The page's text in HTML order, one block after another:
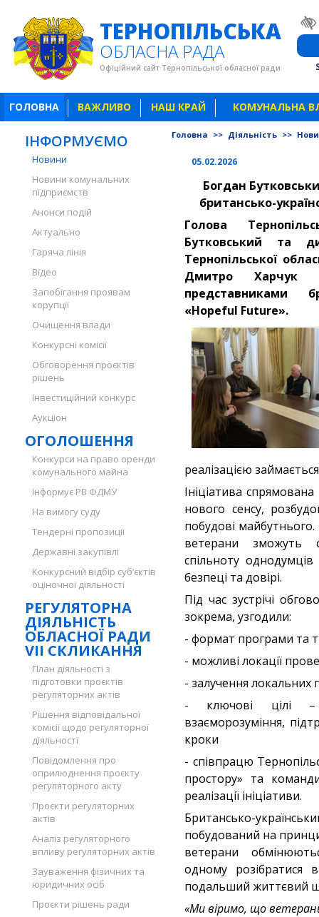
ТЕРНОПІЛЬСЬКА
ОБЛАСНА РАДА
Офіційний сайт Тернопільської обласної ради
ГОЛОВНА ВАЖЛИВО НАШ КРАЙ КОМУНАЛЬНА
ІНФОРМУЄМО
Новини
Новини комунальних
підприємств
Анонси подій
Актуально
Гаряча лінія
Відео
Запобігання проявам
корупції
Очищення влади
Конкурсні комісії
Обговорення проєктів
рішень
Інвестиційний конкурс
Аукціон
ОГОЛОШЕННЯ
Конкурси на право оренди
комунального майна
Інформує РВ ФДМУ
На вимогу суду
Тендерні пропозиції
Державні закупівлі
Конкурсний відбір суб’єктів
оціночної діяльності
РЕГУЛЯТОРНА
ДІЯЛЬНІСТЬ
ОБЛАСНОЇ РАДИ
VII СКЛИКАННЯ
План діяльності з
підготовки проєктів
регуляторних актів
Рішення відповідальної
комісії щодо регуляторної
діяльності
Повідомлення про
оприлюднення проєкту
регуляторного акту
Проєкти регуляторних
актів
Аналіз регуляторного
впливу регуляторних актів
Зауваження фізичних та
юридичних осіб
Проєкти рішень ради
Головна >> Діяльність >>
05.02.2026
Богдан
британсько-
Голова
Бутковський та
Тернопільської
Дмитро Харчук
представниками
«Hopeful Future».
реалізацією
Ініціатива
нового сенсу,
побудові
ветерани зможуть
спільноту однодумців
безпеці та довірі.
Під час зустрічі
зокрема, узгодили:
- формат програми та
- можливі локації
- залучення локальних
- ключові цілі –
взаєморозуміння,
кроки
- співпрацю
простору» та
реалізації ініціативи.
Британсько-
побудований на
ветерани
одному
подальший життєвий
«Ми віримо, що